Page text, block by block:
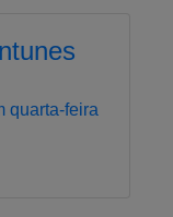
quarta-feira